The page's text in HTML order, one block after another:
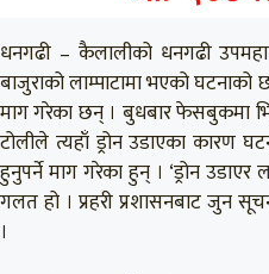
धनगढी – कैलालीको धनगढी
बाजुराको लाम्पाटामा भएको
माग गरेका छन् । बुधबार फेसबुकमा
टोलीले त्यहाँ ड्रोन उडाएका कारण
हुनुपर्ने माग गरेका हुन् । ‘ड्रोन उडाएर
गलत हो । प्रहरी प्रशासनबाट जुन
।